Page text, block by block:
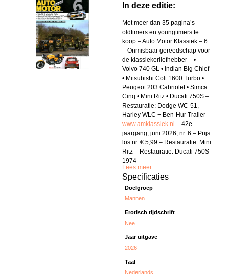
In deze editie:
Met meer dan 35 pagina’s
oldtimers en youngtimers te
koop – Auto Motor Klassiek – 6
– Onmisbaar gereedschap voor
de klassiekerliefhebber – •
Volvo 740 GL • Indian Big Chief
• Mitsubishi Colt 1600 Turbo •
Peugeot 203 Cabriolet • Simca
Cinq • Mini Ritz • Ducati 750S –
Restauratie: Dodge WC-51,
Harley WLC + Ben-Hur Trailer –
www.amklassiek.nl – 42e
jaargang, juni 2026, nr. 6 – Prijs
los nr. € 5,99 – Restauratie: Mini
Ritz – Restauratie: Ducati 750S
1974
Lees meer
Specificaties
Doelgroep
Mannen
Erotisch tijdschrift
Nee
Jaar uitgave
2026
Taal
Nederlands